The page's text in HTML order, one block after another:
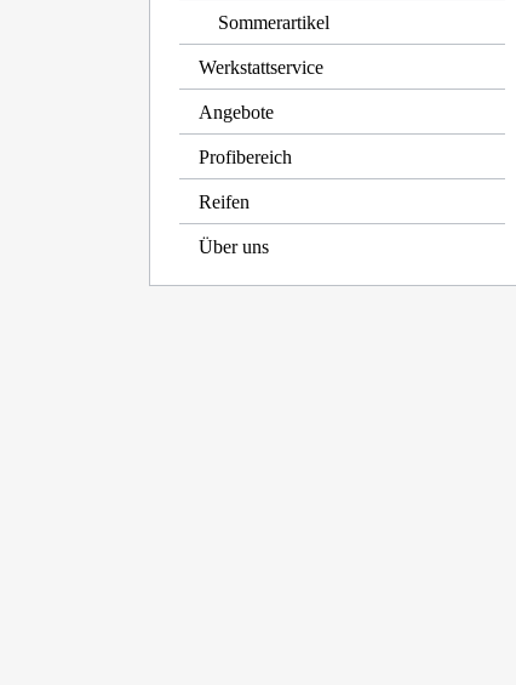
Sommerartikel
Werkstattservice
Angebote
Profibereich
Reifen
Über uns